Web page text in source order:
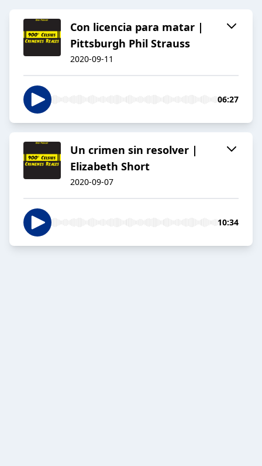
Con licencia para matar |
Pittsburgh Phil Strauss
2020-09-11
06:27
Un crimen sin resolver |
Elizabeth Short
2020-09-07
10:34